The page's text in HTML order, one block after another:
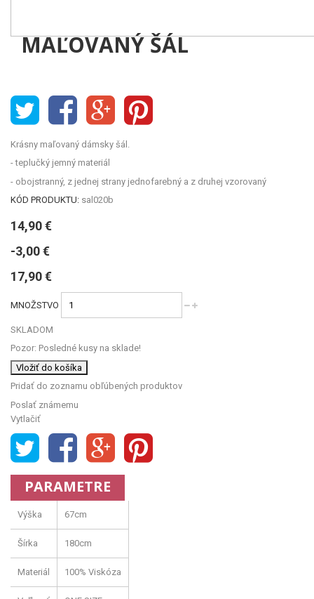
MAĽOVANÝ ŠÁL
Krásny maľovaný dámsky šál.
- teplučký jemný materiál
- obojstranný, z jednej strany jednofarebný a z druhej vzorovaný
KÓD PRODUKTU: sal020b
14,90 €
-3,00 €
17,90 €
MNOŽSTVO
SKLADOM
Pozor: Posledné kusy na sklade!
Vložiť do košíka
Pridať do zoznamu obľúbených produktov
Poslať známemu
Vytlačiť
PARAMETRE
Výška 67cm
Šírka 180cm
Materiál 100% Viskóza